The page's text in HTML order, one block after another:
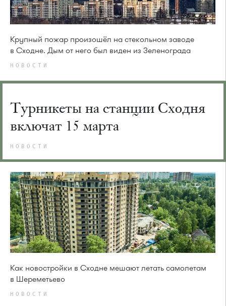
Крупный пожар произошёл на стекольном заводе
в Сходне. Дым от него был виден из Зеленограда
НОВОСТИ
Турникеты на станции Сходня
включат 15 марта
НОВОСТИ
Как новостройки в Сходне мешают летать самолетам
в Шереметьево
НОВОСТИ